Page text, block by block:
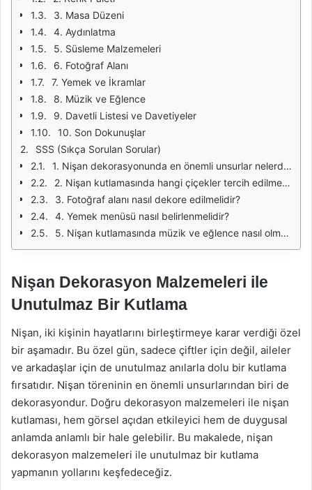
3. Masa Düzeni
4. Aydınlatma
5. Süsleme Malzemeleri
6. Fotoğraf Alanı
7. Yemek ve İkramlar
8. Müzik ve Eğlence
9. Davetli Listesi ve Davetiyeler
10. Son Dokunuşlar
SSS (Sıkça Sorulan Sorular)
1. Nişan dekorasyonunda en önemli unsurlar nelerdir?
2. Nişan kutlamasında hangi çiçekler tercih edilmelidir?
3. Fotoğraf alanı nasıl dekore edilmelidir?
4. Yemek menüsü nasıl belirlenmelidir?
5. Nişan kutlamasında müzik ve eğlence nasıl olmalıdır?
Nişan Dekorasyon Malzemeleri ile
Unutulmaz Bir Kutlama
Nişan, iki kişinin hayatlarını birleştirmeye karar verdiği özel
bir aşamadır. Bu özel gün, sadece çiftler için değil, aileler
ve arkadaşlar için de unutulmaz anılarla dolu bir kutlama
fırsatıdır. Nişan töreninin en önemli unsurlarından biri de
dekorasyondur. Doğru dekorasyon malzemeleri ile nişan
kutlaması, hem görsel açıdan etkileyici hem de duygusal
anlamda anlamlı bir hale gelebilir. Bu makalede, nişan
dekorasyon malzemeleri ile unutulmaz bir kutlama
yapmanın yollarını keşfedeceğiz.